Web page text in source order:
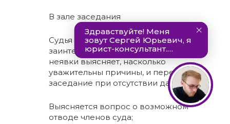
В зале заседания
Судья проверяет наличие
заинтересованных сторон, а в случае
неявки выясняет, насколько
уважительны причины, и переносит
заседание при отсутствии данных;
Выясняется вопрос о возможном
отводе членов суда;